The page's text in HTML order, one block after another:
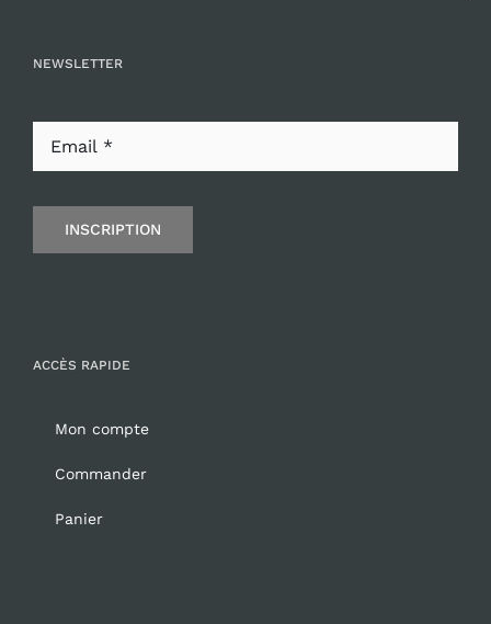
NEWSLETTER
INSCRIPTION
ACCÈS RAPIDE
Mon compte
Commander
Panier